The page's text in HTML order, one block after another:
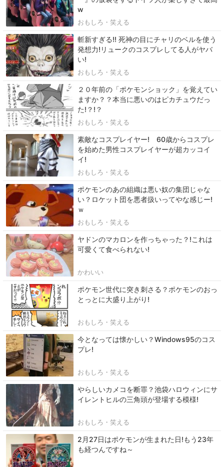
w
おもしろ・笑える
斬新すぎる!! 死神の目にチャリのベルを使う
発想力!リュークのコスプレしてる人がヤバ
い!
おもしろ・笑える
２０年前の「ポケモンショック」を覚えてい
ますか？？本当に悪いのはピカチュウだっ
た!？!？
おもしろ・笑える
素敵なコスプレイヤー! 60歳からコスプレ
を始めた男性コスプレイヤーが超カッコイ
イ!
おもしろ・笑える
ポケモンのあの組織は悪い奴の集団じゃな
い？ロケット団を悪者扱いってやな感じー!
ｗ
おもしろ・笑える
ヤドンのマカロンを作っちゃった？!これは
可愛くて食べられない!
かわいい
ポケモン世代に突き刺さる？ポケモンのおっ
とっとに大盛り上がり!
おもしろ・笑える
今となっては懐かしい？Windows95のコス
プレ!
おもしろ・笑える
やらしいカメコを断罪？池袋ハロウィンにサ
イレントヒルの三角頭が登場する模様!
おもしろ・笑える
2月27日はポケモンが生まれた日!もう23年
も経つんですね～